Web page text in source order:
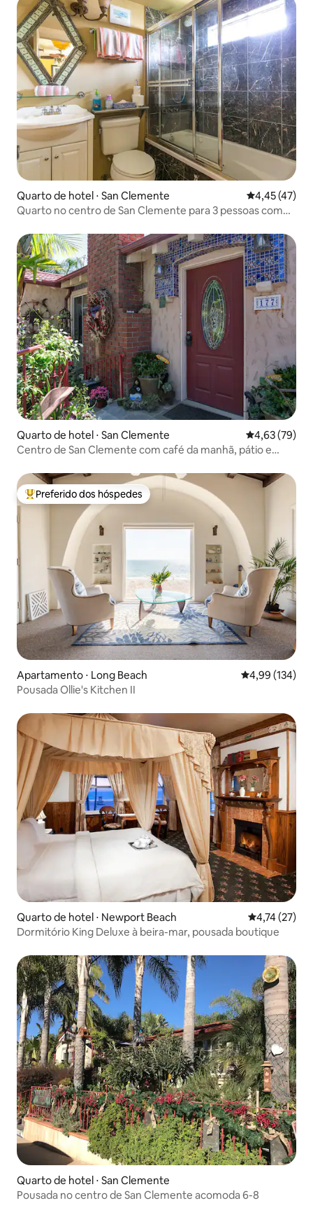
Quarto de hotel ⋅ San Clemente 4,45 de uma
4,45 (47)
Quarto no centro de San Clemente para 3 pessoas com
Quarto de hotel ⋅ San Clemente 4,63 de uma
4,63 (79)
Centro de San Clemente com café da manhã, pátio e
Entre os melhores preferidos dos hóspedes
Preferido dos hóspedes
Apartamento ⋅ Long Beach 4,99 de uma
4,99 (134)
Pousada Ollie's Kitchen II
Quarto de hotel ⋅ Newport Beach 4,74 de uma
4,74 (27)
Dormitório King Deluxe à beira-mar, pousada boutique
Quarto de hotel ⋅ San Clemente
Pousada no centro de San Clemente acomoda 6-8